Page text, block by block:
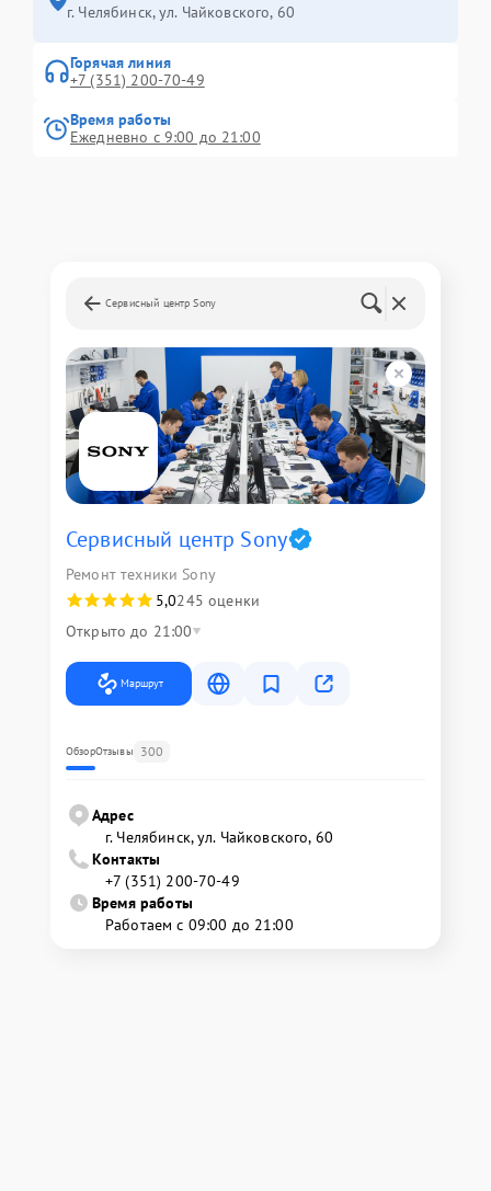
г. Челябинск, ул. Чайковского, 60
Горячая линия
+7 (351) 200-70-49
Время работы
Ежедневно с 9:00 до 21:00
Сервисный центр Sony
Сервисный центр Sony
Ремонт техники Sony
5,0245 оценки
Открыто до 21:00
Маршрут
ОбзорОтзывы 300
Адрес
г. Челябинск, ул. Чайковского, 60
Контакты
+7 (351) 200-70-49
Время работы
Работаем с 09:00 до 21:00